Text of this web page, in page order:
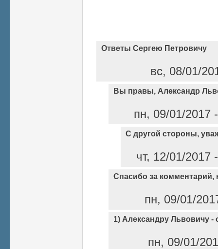
Ответы Сергею Петровичу
вс, 08/01/
Вы правы, Александр
пн, 09/01/
С другой стороны,
чт, 12/01/
Спасибо за комментарий,
пн, 09/01/
1) Александру Львовичу -
пн, 09/01/